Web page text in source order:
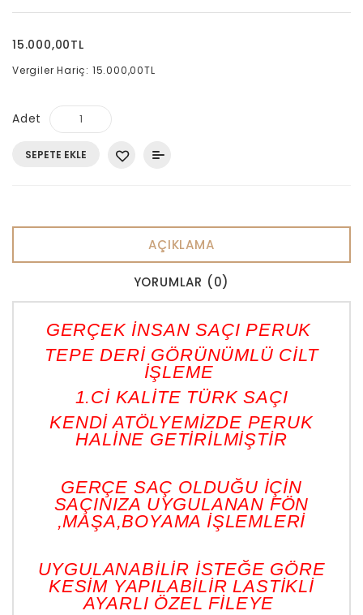
15.000,00TL
Vergiler Hariç: 15.000,00TL
Adet
SEPETE EKLE
AÇIKLAMA
YORUMLAR (0)
GERÇEK İNSAN SAÇI PERUK
TEPE DERİ GÖRÜNÜMLÜ CİLT
İŞLEME
1.Cİ KALİTE TÜRK SAÇI
KENDİ ATÖLYEMİZDE PERUK
HALİNE GETİRİLMİŞTİR
GERÇE SAÇ OLDUĞU İÇİN
SAÇINIZA UYGULANAN FÖN
,MAŞA,BOYAMA İŞLEMLERİ
UYGULANABİLİR İSTEĞE GÖRE
KESİM YAPILABİLİR LASTİKLİ
AYARLI ÖZEL FİLEYE